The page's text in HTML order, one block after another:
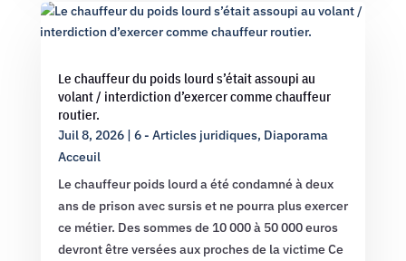
Le chauffeur du poids lourd s’était assoupi au
volant / interdiction d’exercer comme chauffeur
routier.
Juil 8, 2026| 6 - Articles juridiques, Diaporama
Acceuil
Le chauffeur poids lourd a été condamné à deux
ans de prison avec sursis et ne pourra plus exercer
ce métier. Des sommes de 10 000 à 50 000 euros
devront être versées aux proches de la victime Ce